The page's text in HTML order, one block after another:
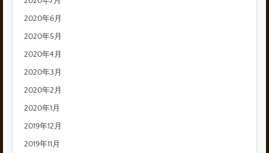
2020年6月
2020年5月
2020年4月
2020年3月
2020年2月
2020年1月
2019年12月
2019年11月